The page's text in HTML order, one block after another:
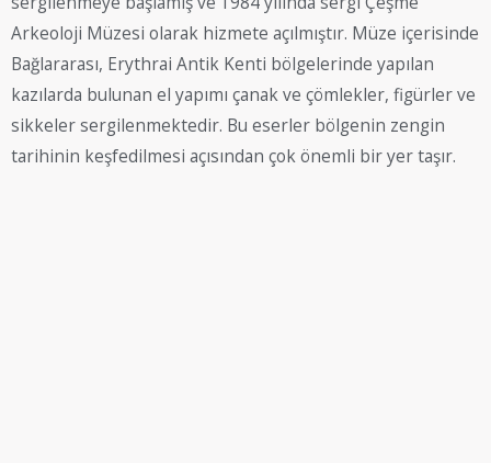
Arkeoloji Müzesi olarak hizmete açılmıştır. Müze içerisinde
Bağlararası, Erythrai Antik Kenti bölgelerinde yapılan
kazılarda bulunan el yapımı çanak ve çömlekler, figürler ve
sikkeler sergilenmektedir. Bu eserler bölgenin zengin
tarihinin keşfedilmesi açısından çok önemli bir yer taşır.